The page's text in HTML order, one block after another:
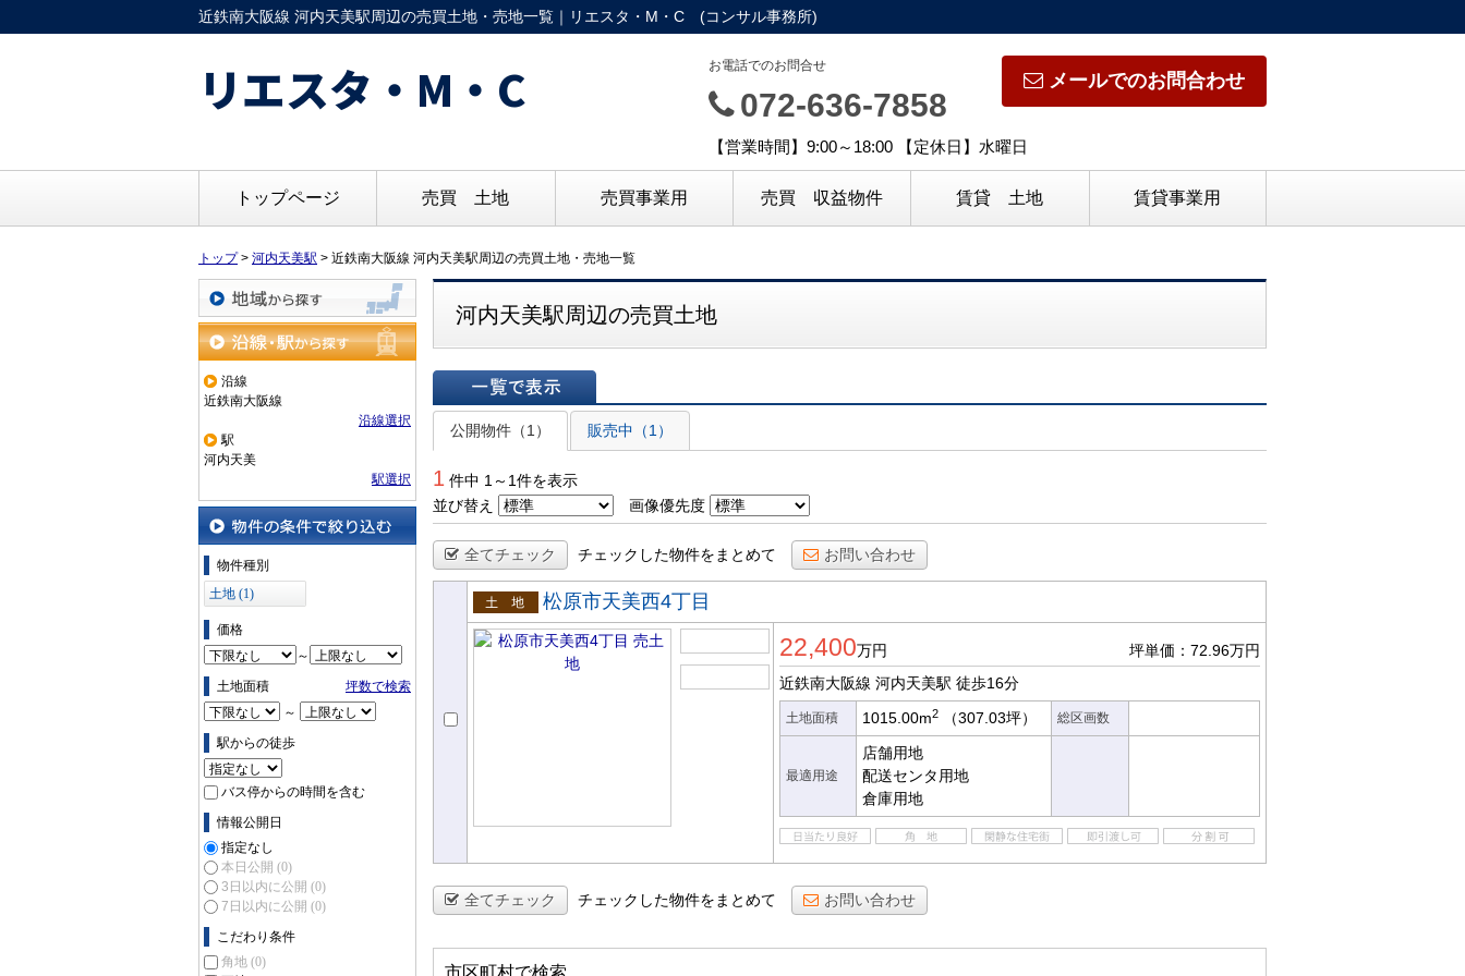
近鉄南大阪線 河内天美駅周辺の売買土地・売地一覧｜リエスタ・M・C (コンサル事務所)
リエスタ・M・C メールでのお問合わせ
お電話でのお問合せ
072-636-7858
【営業時間】9:00～18:00 【定休日】水曜日
トップページ 売買 土地 売買事業用 売買 収益物件 賃貸 土地 賃貸事業用
トップ> 河内天美駅 > 近鉄南大阪線 河内天美駅周辺の売買土地・売地一覧
地域から探す
沿線・駅から探す
沿線
近鉄南大阪線
沿線選択
駅
河内天美
駅選択
物件の条件で絞り込む
物件種別
土地 (1)
価格
～
土地面積
坪数で検索
～
駅からの徒歩
バス停からの時間を含む
情報公開日
指定なし
本日公開 (0)
3日以内に公開 (0)
7日以内に公開 (0)
こだわり条件
角地 (0)
河内天美駅周辺の売買土地
一覧で表示
公開物件（1）
販売中（1）
1 件中 1～1件を表示
並び替え
画像優先度
全てチェック チェックした物件をまとめて お問い合わせ
売土地
松原市天美西4丁目
22,400万円
坪単価：72.96万円
近鉄南大阪線 河内天美駅 徒歩16分
土地面積 1015.00m2 （307.03坪） 総区画数
最適用途
店舗用地
配送センタ用地
倉庫用地
全てチェック チェックした物件をまとめて お問い合わせ
市区町村で検索